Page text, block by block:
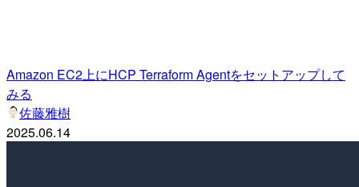
Amazon EC2上にHCP Terraform Agentをセットアップして
みる
佐藤雅樹
2025.06.14